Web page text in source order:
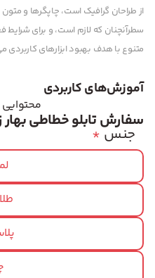
از طراحان گرافیک است، چاپگرها و
سطرآنچنان که لازم است، و برای شرایط
متنوع با هدف بهبود ابزارهای کاربردی
آموزش‌های کاربردی
سفارش تابلو خطاطی
*جنس